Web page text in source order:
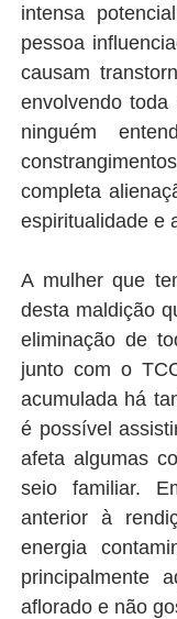
intensa
pessoa
causam
envolvendo
ninguém
completa
espiritualidade e
A mulher que
desta maldição
eliminação de
junto com o
acumulada há
é possível
afeta algumas
seio familiar.
anterior à
energia
principalmente
aflorado e não